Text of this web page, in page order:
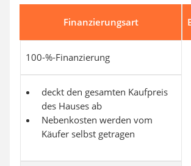
Finanzierungsart
100-%-Finanzierung
deckt den gesamten Kaufpreis
des Hauses ab
Nebenkosten werden vom
Käufer selbst getragen